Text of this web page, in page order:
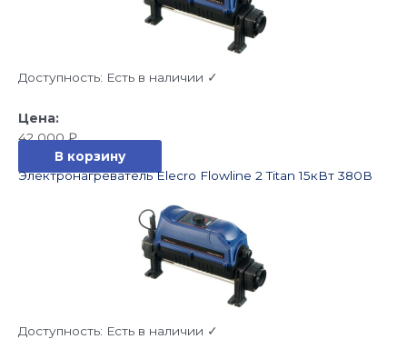
Доступность: Есть в наличии ✓
42 000₽
В корзину
Электронагреватель Elecro Flowline 2 Titan 15кВт 380В
Доступность: Есть в наличии ✓